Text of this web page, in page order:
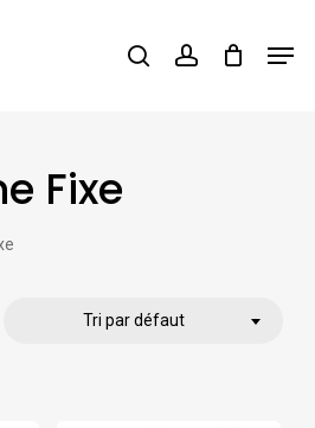
searchaccount
Fixe
Tri par défaut
Close